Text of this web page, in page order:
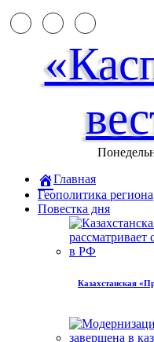
Главная
Геополитика региона
Повестка дня
Казахстанская